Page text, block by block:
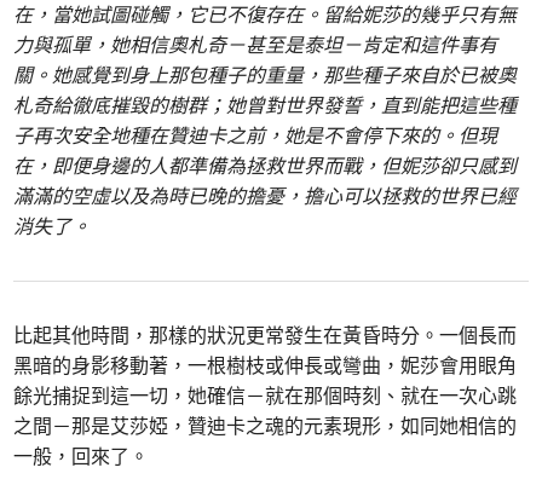
在，當她試圖碰觸，它已不復存在。留給妮莎的幾乎只有無
力與孤單，她相信奧札奇－甚至是泰坦－肯定和這件事有
關。她感覺到身上那包種子的重量，那些種子來自於已被奧
札奇給徹底摧毀的樹群；她曾對世界發誓，直到能把這些種
子再次安全地種在贊迪卡之前，她是不會停下來的。但現
在，即便身邊的人都準備為拯救世界而戰，但妮莎卻只感到
滿滿的空虛以及為時已晚的擔憂，擔心可以拯救的世界已經
消失了。
比起其他時間，那樣的狀況更常發生在黃昏時分。一個長而
黑暗的身影移動著，一根樹枝或伸長或彎曲，妮莎會用眼角
餘光捕捉到這一切，她確信－就在那個時刻、就在一次心跳
之間－那是艾莎婭，贊迪卡之魂的元素現形，如同她相信的
一般，回來了。